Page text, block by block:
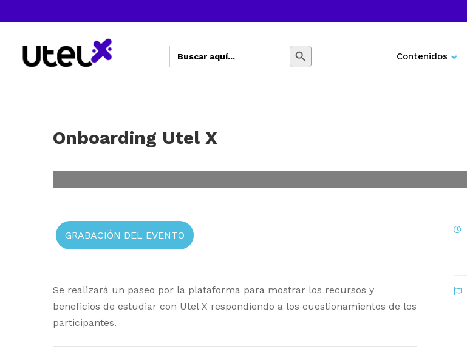
Buscar: BOTÓN DE BÚSQUEDA
Contenidos
Onboarding Utel X
GRABACIÓN DEL EVENTO
Se realizará un paseo por la plataforma para mostrar los recursos y
beneficios de estudiar con Utel X respondiendo a los cuestionamientos de los
participantes.